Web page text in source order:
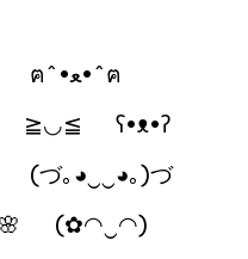
ฅ^•ﻌ•^ฅ
≧◡≦
ʕ•ᴥ•ʔ
(づ｡◕‿‿◕｡)づ
🌸
(✿◠‿◠)